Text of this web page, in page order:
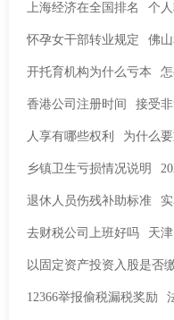
上海经济在全国排名 个
怀孕女干部转业规定 佛
开托育机构为什么亏本
香港公司注册时间 接受
人享有哪些权利 为什么
乡镇卫生亏损情况说明
退休人员伤残补助标准
去财税公司上班好吗 天津
以固定资产投资入股是否
12366举报偷税漏税奖励